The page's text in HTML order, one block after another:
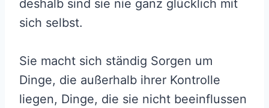
deshalb sind sie nie ganz glücklich mit
sich selbst.
Sie macht sich ständig Sorgen um
Dinge, die außerhalb ihrer Kontrolle
liegen, Dinge, die sie nicht beeinflussen